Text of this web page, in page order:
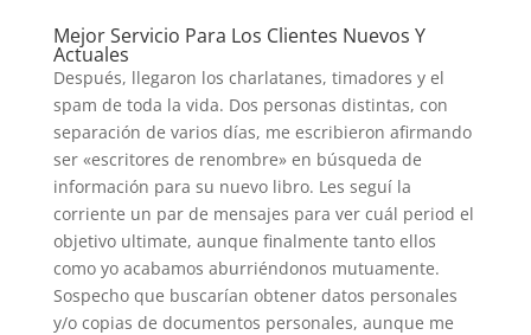
Mejor Servicio Para Los Clientes Nuevos Y
Actuales
Después, llegaron los charlatanes, timadores y el
spam de toda la vida. Dos personas distintas, con
separación de varios días, me escribieron afirmando
ser «escritores de renombre» en búsqueda de
información para su nuevo libro. Les seguí la
corriente un par de mensajes para ver cuál period el
objetivo ultimate, aunque finalmente tanto ellos
como yo acabamos aburriéndonos mutuamente.
Sospecho que buscarían obtener datos personales
y/o copias de documentos personales, aunque me